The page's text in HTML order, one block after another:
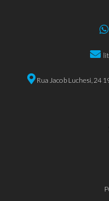
Rua Jacob Luchesi,